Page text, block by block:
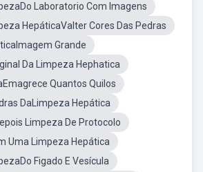
Laboratorio Com Imagens
HepáticaValter Cores Das Pedras
Grande
Da Limpeza Hephatica
Quantos Quilos
DaLimpeza Hepática
Limpeza De Protocolo
Uma Limpeza Hepática
Figado E Vesícula